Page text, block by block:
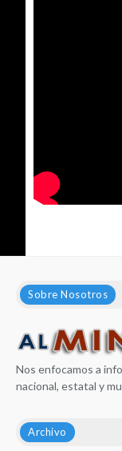
Sobre Nosotros
Nos enfocamos a
nacional, estatal y
Archivo